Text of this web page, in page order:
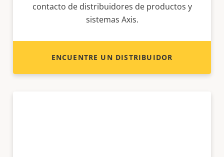
contacto de distribuidores de productos y
sistemas Axis.
ENCUENTRE UN DISTRIBUIDOR